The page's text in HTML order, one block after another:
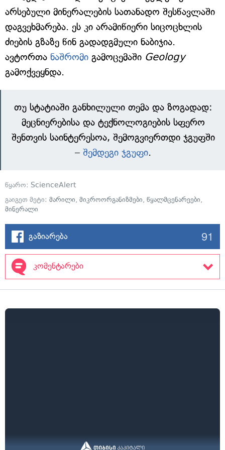
არსებული მინერალების სათანადო შესწავლაში
დაგვეხმარება. ეს კი არამიწიერი სიცოცხლის
ძიების გზაზე წინ გადადგმული ნაბიჯია.
ავტორთა ნაშრომი გამოცემაში Geology
გამოქვეყნდა.
თუ სტატიაში განხილული თემა და ზოგადად:
მეცნიერებისა და ტექნოლოგიების სფერო
შენთვის საინტერესოა, შემოგვიერთდი ჯგუფში
– შემდეგი ჯგუფი.
წყარო: ScienceAlert
გაიგეთ მეტი: მარილი, მიკროორგანიზმები, წყალმცენარეები,
მინერალი
გაზიარება 91
კომენტარები